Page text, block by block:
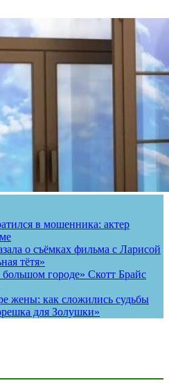
в мошенника: актер
о съёмках фильма с Ларисой
тётя»
городе» Скотт Брайс
жены: как сложились судьбы
для Золушки»